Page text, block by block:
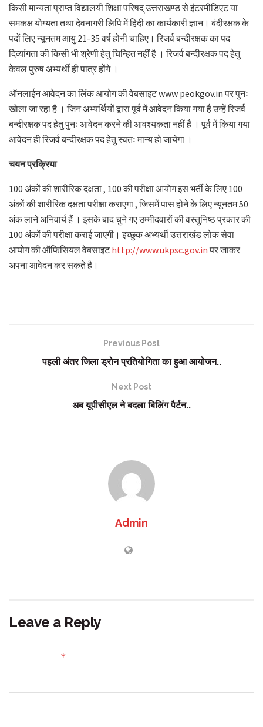
किसी मान्यता प्राप्त विद्यालयी शिक्षा परिषद् उत्तराखण्ड से इंटरमीडिएट या
समकक्ष योग्यता तथा देवनागरी लिपि में हिंदी का कार्यकारी ज्ञान। बंदीरक्षक के
पदों लिए न्यूनतम आयु 21-35 वर्ष होनी चाहिए। रिजर्व बन्दीरक्षक का पद
दिव्यांगता की किसी भी श्रेणी हेतु चिन्हित नहीं है । रिजर्व बन्दीरक्षक पद हेतु
केवल पुरुष अभ्यर्थी ही पात्र होंगे ।
ऑनलाईन आवेदन का लिंक आयोग की वेबसाइट www peokgov.in पर पुनः
खोला जा रहा है । जिन अभ्यर्थियों द्वारा पूर्व में आवेदन किया गया है उन्हें रिजर्व
बन्दीरक्षक पद हेतु पुनः आवेदन करने की आवश्यकता नहीं है । पूर्व में किया गया
आवेदन ही रिजर्व बन्दीरक्षक पद हेतु स्वतः मान्य हो जायेगा ।
चयन प्रक्रिया
100 अंकों की शारीरिक दक्षता , 100 की परीक्षा आयोग इस भर्ती के लिए 100
अंकों की शारीरिक दक्षता परीक्षा कराएगा , जिसमें पास होने के लिए न्यूनतम 50
अंक लाने अनिवार्य हैं । इसके बाद चुने गए उम्मीदवारों की वस्तुनिष्ठ प्रकार की
100 अंकों की परीक्षा कराई जाएगी। इच्छुक अभ्यर्थी उत्तराखंड लोक सेवा
आयोग की ऑफिसियल वेबसाइटhttp://www.ukpsc.gov.inपर जाकर
अपना आवेदन कर सकते है।
Previous Post
पहली अंतर जिला ड्रोन प्रतियोगिता का हुआ आयोजन..
Next Post
अब यूपीसीएल ने बदला बिलिंग पैर्टन..
Admin
Leave a Reply
*